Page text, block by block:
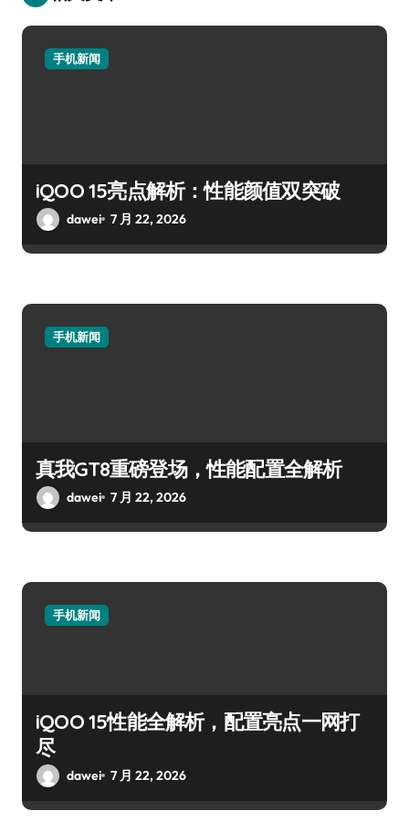
手机新闻
iQOO 15亮点解析：性能颜值双突破
dawei 7 月 22, 2026
手机新闻
真我GT8重磅登场，性能配置全解析
dawei 7 月 22, 2026
手机新闻
iQOO 15性能全解析，配置亮点一网打
尽
dawei 7 月 22, 2026